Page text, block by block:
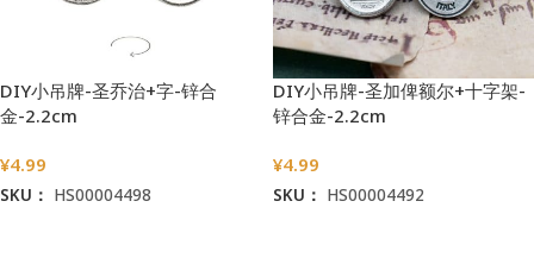
DIY小吊牌-圣乔治+字-锌合
金-2.2cm
¥4.99
SKU： HS00004498
DIY小吊牌-圣加俾额尔+十字架-
锌合金-2.2cm
¥4.99
SKU： HS00004492